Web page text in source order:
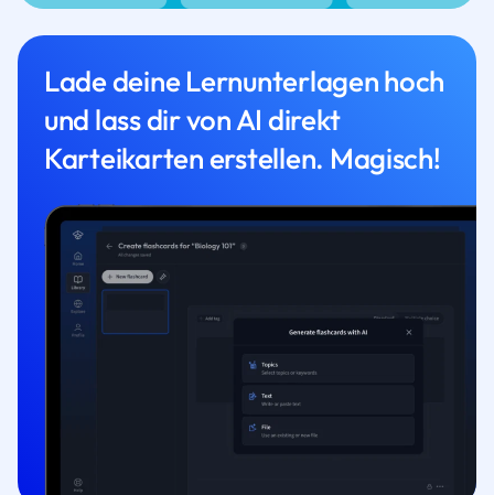
Lade deine Lernunterlagen hoch
und lass dir von AI direkt
Karteikarten erstellen. Magisch!